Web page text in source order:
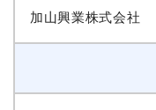
加山興業株式会社